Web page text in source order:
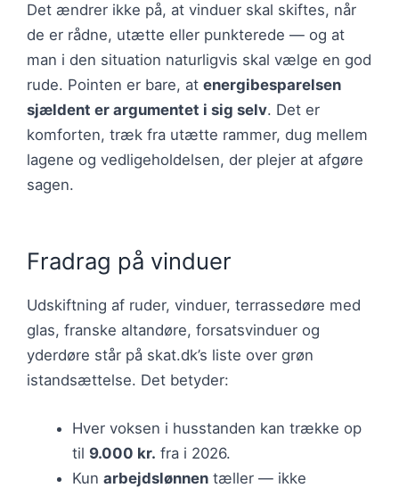
Det ændrer ikke på, at vinduer skal skiftes, når
de er rådne, utætte eller punkterede — og at
man i den situation naturligvis skal vælge en god
rude. Pointen er bare, at energibesparelsen
sjældent er argumentet i sig selv. Det er
komforten, træk fra utætte rammer, dug mellem
lagene og vedligeholdelsen, der plejer at afgøre
sagen.
Fradrag på vinduer
Udskiftning af ruder, vinduer, terrassedøre med
glas, franske altandøre, forsatsvinduer og
yderdøre står på skat.dk’s liste over grøn
istandsættelse. Det betyder:
Hver voksen i husstanden kan trække op
til 9.000 kr. fra i 2026.
Kun arbejdslønnen tæller — ikke